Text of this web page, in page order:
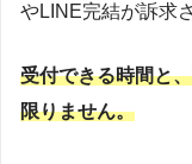
やLINE完結が訴求
受付できる時間と
限りません。